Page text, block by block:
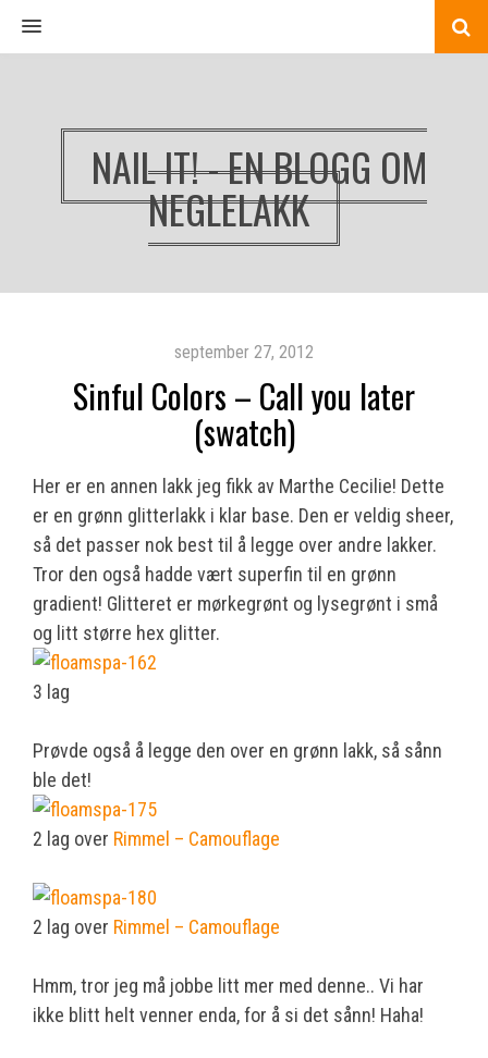
MENU
NAIL IT! - EN BLOGG OM
NEGLELAKK
september 27, 2012
Sinful Colors – Call you later
(swatch)
Her er en annen lakk jeg fikk av Marthe Cecilie! Dette
er en grønn glitterlakk i klar base. Den er veldig sheer,
så det passer nok best til å legge over andre lakker.
Tror den også hadde vært superfin til en grønn
gradient! Glitteret er mørkegrønt og lysegrønt i små
og litt større hex glitter.
3 lag
Prøvde også å legge den over en grønn lakk, så sånn
ble det!
2 lag over Rimmel – Camouflage
2 lag over Rimmel – Camouflage
Hmm, tror jeg må jobbe litt mer med denne.. Vi har
ikke blitt helt venner enda, for å si det sånn! Haha!